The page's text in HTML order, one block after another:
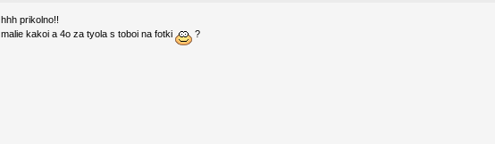
hhh prikolno!!
malie kakoi a 4o za tyola s toboi na fotki
?